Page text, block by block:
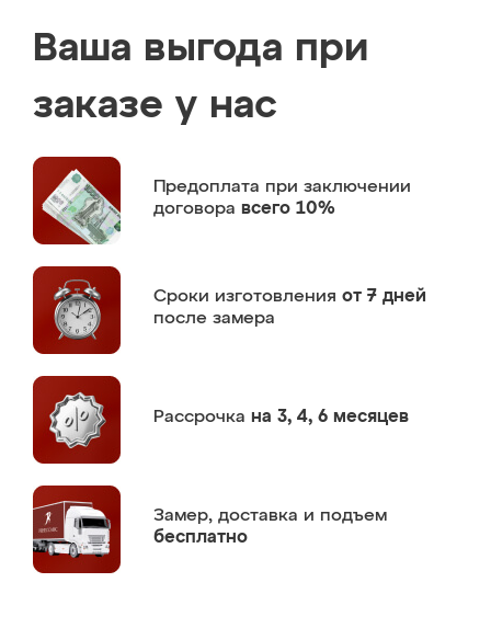
Ваша выгода при
заказе у нас
Предоплата при заключении
договора всего 10%
Сроки изготовления от 7 дней
после замера
Рассрочка на 3, 4, 6 месяцев
Замер, доставка и подъем
бесплатно